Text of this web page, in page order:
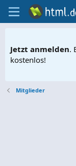
Jetzt anmelden.
kostenlos!
Mitglieder